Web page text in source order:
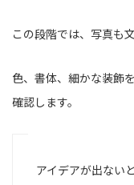
この段階では、写真も
色、書体、細かな装飾
確認します。
アイデアが出ない